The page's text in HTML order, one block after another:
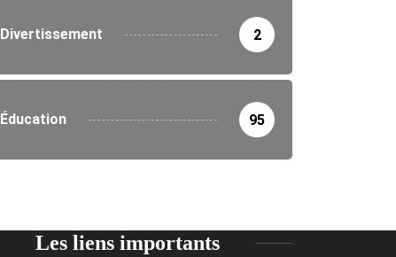
Divertissement 2
Éducation 95
Les liens importants